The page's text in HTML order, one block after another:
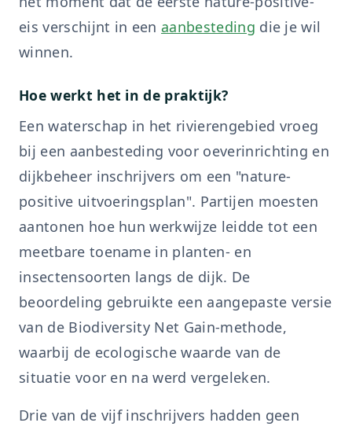
eis verschijnt in een aanbesteding die je wil
winnen.
Hoe werkt het in de praktijk?
Een waterschap in het rivierengebied vroeg
bij een aanbesteding voor oeverinrichting en
dijkbeheer inschrijvers om een "nature-
positive uitvoeringsplan". Partijen moesten
aantonen hoe hun werkwijze leidde tot een
meetbare toename in planten- en
insectensoorten langs de dijk. De
beoordeling gebruikte een aangepaste versie
van de Biodiversity Net Gain-methode,
waarbij de ecologische waarde van de
situatie voor en na werd vergeleken.
Drie van de vijf inschrijvers hadden geen